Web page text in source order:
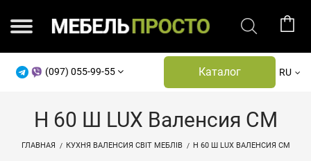
(097) 055-99-55 Каталог RU
Н 60 Ш LUX Валенсия СМ
ГЛАВНАЯ КУХНЯ ВАЛЕНСИЯ СВІТ МЕБЛІВ Н 60 Ш LUX ВАЛЕНСИЯ СМ